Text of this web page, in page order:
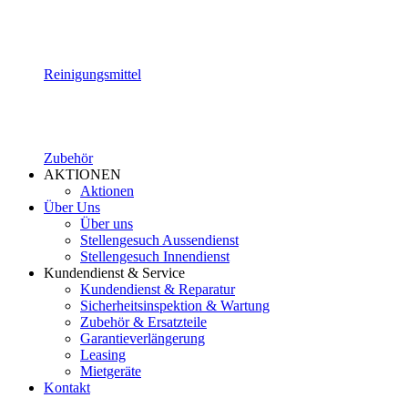
Reinigungsmittel
Zubehör
AKTIONEN
Aktionen
Über Uns
Über uns
Stellengesuch Aussendienst
Stellengesuch Innendienst
Kundendienst & Service
Kundendienst & Reparatur
Sicherheitsinspektion & Wartung
Zubehör & Ersatzteile
Garantieverlängerung
Leasing
Mietgeräte
Kontakt